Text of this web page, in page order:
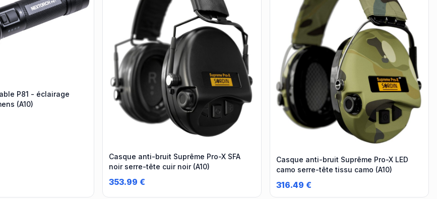
P81 - éclairage
(A10)
Casque anti-bruit Suprême Pro-X SFA
noir serre-tête cuir noir (A10)
353.99 €
Casque anti-bruit Suprême Pro-X LED
camo serre-tête tissu camo (A10)
316.49 €